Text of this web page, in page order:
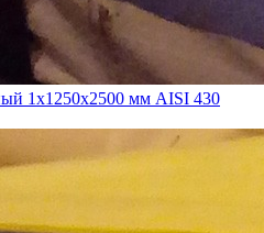
1х1250х2500 мм AISI 430